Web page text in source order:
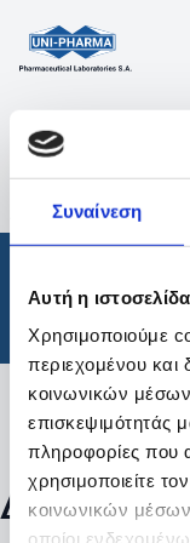
Συναίνεση
Αυτή η
Χρησιμοποιούμε
περιεχομένου και
κοινωνικών
επισκεψιμότητάς
πληροφορίες που
χρησιμοποιείτε
κοινωνικών
οποίοι
ΠΡΟΪΟΝΤΑ
ΘΕΡΑΠΕΥΤΙΚΈΣ
ΑΠΟΤΕΛΕΣΜΑΤΑ
Φίλτρα
Δεν